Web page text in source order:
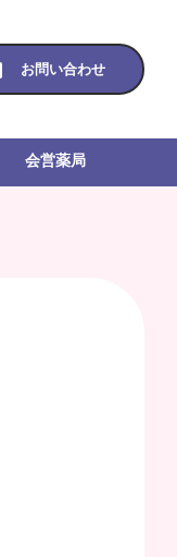
お問い合わせ
会営薬局